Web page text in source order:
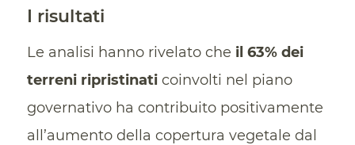
I risultati
Le analisi hanno rivelato che il 63% dei
terreni ripristinaticoinvolti nel piano
governativo ha contribuito positivamente
all’aumento della copertura vegetale dal